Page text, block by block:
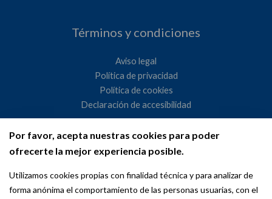
Por favor, acepta nuestras cookies para poder
ofrecerte la mejor experiencia posible.
Utilizamos cookies propias con finalidad técnica y para analizar de
forma anónima el comportamiento de las personas usuarias, con el
Términos y condiciones
Aviso legal
Política de privacidad
Política de cookies
Declaración de accesibilidad
Ayuntamiento de Madrid
WeMadrid es un sitio web del Ayuntamiento de Madrid
dedicado a las relaciones institucionales y la actividad